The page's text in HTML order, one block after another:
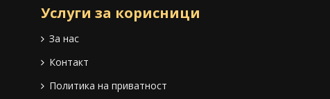
Услуги за корисници
За нас
Контакт
Политика на приватност